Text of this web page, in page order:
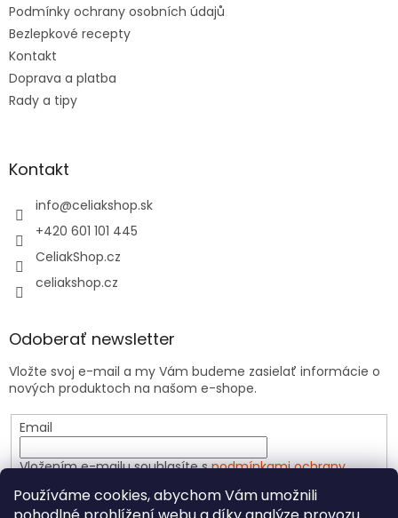
Používáme cookies, abychom Vám umožnili
ePodmínky ochrany osobních údajů
Bezlepkové recepty
Kontakt
Doprava a platba
Rady a tipy
Kontakt
info@celiakshop.sk
+420 601 101 445
CeliakShop.cz
celiakshop.cz
Odoberať newsletter
Vložte svoj e-mail a my Vám budeme zasielať informácie o
nových produktoch na našom e-shope.
Email
Vložením e-mailu souhlasíte spodmínkami ochrany